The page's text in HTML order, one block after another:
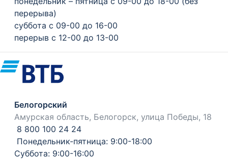
перерыва)
суббота с 09-00 до 16-00
перерыв с 12-00 до 13-00
Белогорский
Амурская область, Белогорск, улица Победы, 18
8 800 100 24 24
Понедельник-пятница: 9:00-18:00
Суббота: 9:00-16:00